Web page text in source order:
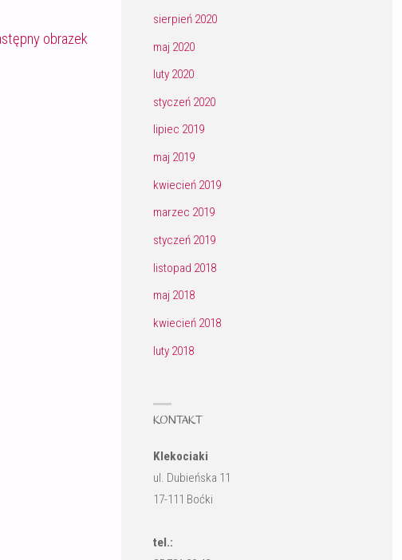
obrazek
sierpień 2020
maj 2020
luty 2020
styczeń 2020
lipiec 2019
maj 2019
kwiecień 2019
marzec 2019
styczeń 2019
listopad 2018
maj 2018
kwiecień 2018
luty 2018
KONTAKT
Klekociaki
ul. Dubieńska 11
17-111 Boćki
tel.: